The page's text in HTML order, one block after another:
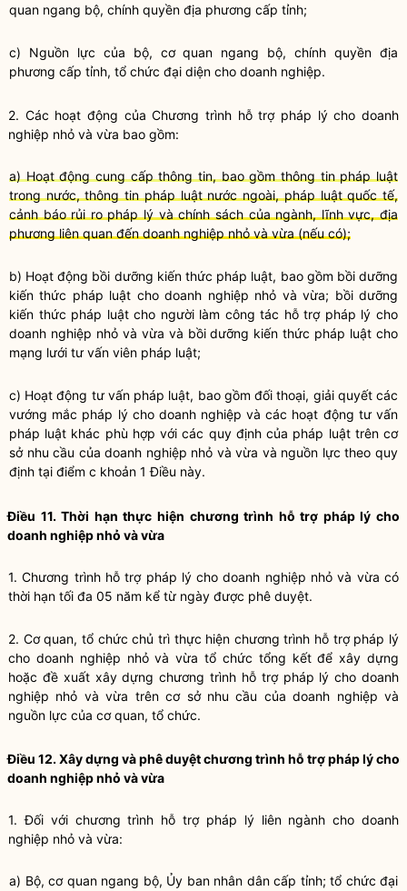
quan ngang bộ, chính quyền địa phương cấp tỉnh;
c) Nguồn lực của bộ, cơ quan ngang bộ,chính quyền địa
phương cấp tỉnh, tổ chức đại diện cho doanh nghiệp.
2. Các hoạt động củaChương trình hỗ trợ pháp lý cho doanh
nghiệp nhỏ và vừa bao gồm:
a) Hoạt động cung cấp thông tin, bao gồm thông tin phápluật
trong nước, thông tin phápluậtnước ngoài, phápluậtquốc tế,
cảnh báo rủi ro pháp lý và chính sách của ngành, lĩnh vực, địa
phương liên quan đến doanh nghiệp nhỏ và vừa (nếu có);
b) Hoạt động bồi dưỡng kiến thức pháp luật, bao gồm bồi dưỡng
kiến thức pháp luật cho doanh nghiệp nhỏ và vừa; bồi dưỡng
kiến thức pháp luật cho người làm công tác hỗ trợ pháp lý cho
doanh nghiệp nhỏ và vừa và bồi dưỡng kiến thức pháp luật cho
mạng lưới tư vấn viên pháp luật;
c) Hoạt động tư vấn pháp luật, bao gồm đối thoại, giải quyết các
vướng mắc pháp lý cho doanh nghiệp và các hoạt động tư vấn
pháp luật khác phù hợp với các quy định của pháp luậttrên cơ
sở nhu cầu của doanh nghiệp nhỏ và vừa và nguồn lực theo quy
định tại điểm c khoản 1 Điều này.
Điều 11. Thời hạn thực hiện chương trình hỗ trợ pháp lý cho
doanh nghiệp nhỏ và vừa
1.Chương trình hỗ trợ pháp lý cho doanh nghiệp nhỏ và vừa có
thời hạn tối đa 05 năm kể từ ngày được phê duyệt.
2. Cơ quan, tổ chức chủ trì thực hiện chương trình hỗ trợ pháp lý
cho doanh nghiệp nhỏ và vừa tổ chức tổng kết để xây dựng
hoặc đề xuất xây dựngchương trình hỗ trợ pháp lý cho doanh
nghiệp nhỏ và vừa trên cơ sở nhu cầu của doanh nghiệp và
nguồn lực của cơ quan, tổ chức.
Điều 12. Xây dựng và phê duyệtchương trình hỗ trợ pháp lý cho
doanh nghiệp nhỏ và vừa
1. Đối với chương trình hỗ trợ pháp lý liên ngành cho doanh
nghiệp nhỏ và vừa:
a) Bộ, cơ quan ngang bộ, Ủy ban nhân dân cấp tỉnh; tổ chức đại